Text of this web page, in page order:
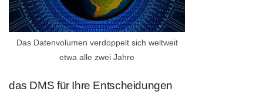
Das Datenvolumen verdoppelt sich weltweit
etwa alle zwei Jahre
das DMS für Ihre Entscheidungen